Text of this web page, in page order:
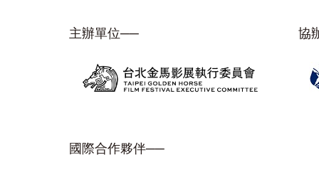
主辦單位── 協
國際合作夥伴──